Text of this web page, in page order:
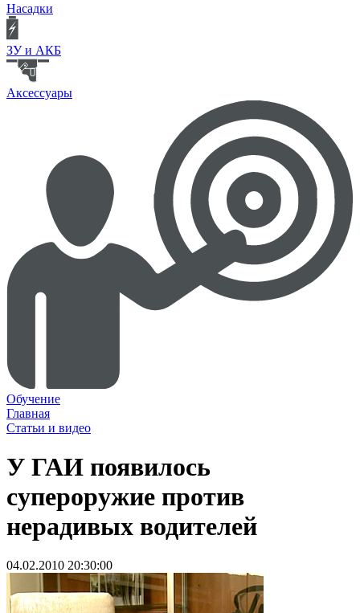
Насадки
ЗУ и АКБ
Аксессуары
Обучение
Главная
Статьи и видео
У ГАИ появилось
супероружие против
нерадивых водителей
04.02.2010 20:30:00